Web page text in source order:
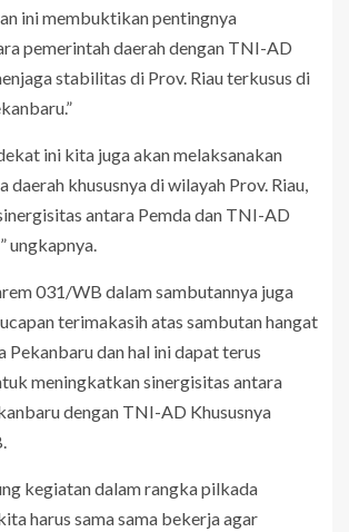
ini membuktikan pentingnya
pemerintah daerah dengan TNI-AD
stabilitas di Prov. Riau terkusus di
ini kita juga akan melaksanakan
daerah khususnya di wilayah Prov. Riau,
antara Pemda dan TNI-AD
ungkapnya.
031/WB dalam sambutannya juga
terimakasih atas sambutan hangat
Pekanbaru dan hal ini dapat terus
meningkatkan sinergisitas antara
dengan TNI-AD Khususnya
kegiatan dalam rangka pilkada
harus sama sama bekerja agar